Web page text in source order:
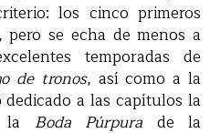
los cinco primeros
se echa de menos a
temporadas de
de tronos, así como a la
a las capítulos la
la Boda Púrpura de la